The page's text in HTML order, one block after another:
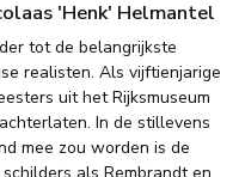
'Henk' Helmantel
tot de belangrijkste
realisten. Als vijftienjarige
uit het Rijksmuseum
In de stillevens
mee zou worden is de